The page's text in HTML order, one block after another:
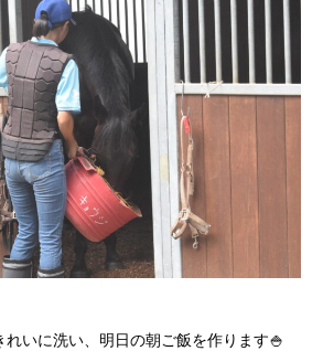
れいに洗い、明日の朝ご飯を作ります🍚